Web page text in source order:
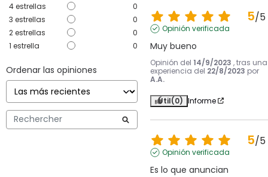
4estrellas
0
3 estrellas
0
2estrellas
0
1 estrella 0
Ordenar las opiniones
5/5
Opinión verificada
Muy bueno
Opinión del 14/9/2023 , tras una
experiencia del 22/8/2023 por
A.A.
Útil(0) Informe
5/5
Opinión verificada
Es lo que anuncian